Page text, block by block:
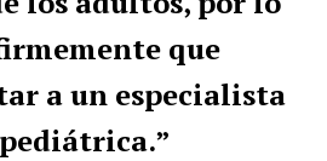
que
a un especialista